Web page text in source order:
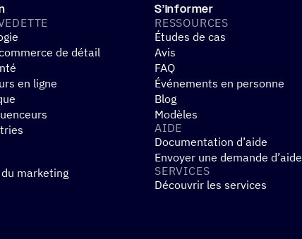
de détail
en ligne
marketing
S’informer
RESSOURCES
Études de cas
Avis
FAQ
Événements en personne
Blog
Modèles
AIDE
Documentation d’aide
Envoyer une demande d’aide
SERVICES
Découvrir les services